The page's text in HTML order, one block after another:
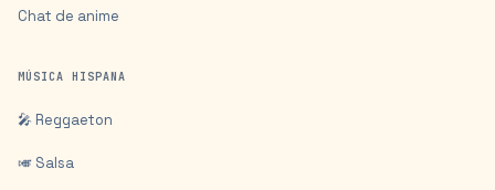
Chat de anime
MÚSICA HISPANA
🎤 Reggaeton
🎺 Salsa